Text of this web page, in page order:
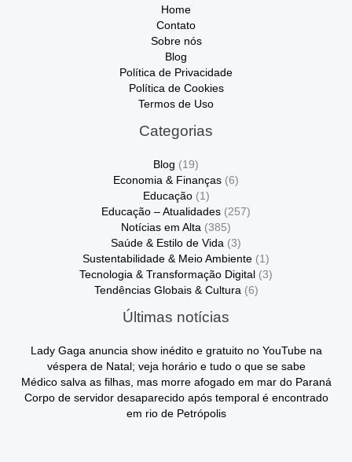
Home
Contato
Sobre nós
Blog
Política de Privacidade
Política de Cookies
Termos de Uso
Categorias
Blog (19)
Economia & Finanças (6)
Educação(1)
Educação – Atualidades (257)
Notícias em Alta (385)
Saúde & Estilo de Vida (3)
Sustentabilidade & Meio Ambiente (1)
Tecnologia & Transformação Digital (3)
Tendências Globais & Cultura(6)
Últimas notícias
Lady Gaga anuncia show inédito e gratuito no YouTube na
véspera de Natal; veja horário e tudo o que se sabe
Médico salva as filhas, mas morre afogado em mar do Paraná
Corpo de servidor desaparecido após temporal é encontrado
em rio de Petrópolis